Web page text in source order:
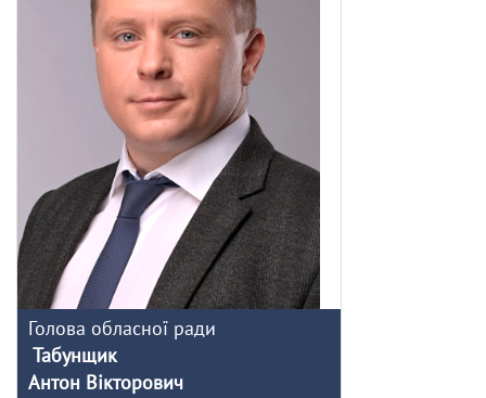
Голова обласної ради
Табунщик
Антон Вікторович